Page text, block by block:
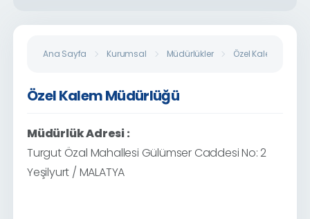
Ana Sayfa Kurumsal Müdürlükler Özel Kalem
Özel Kalem Müdürlüğü
Müdürlük Adresi :
Turgut Özal Mahallesi Gülümser Caddesi No: 2
Yeşilyurt / MALATYA